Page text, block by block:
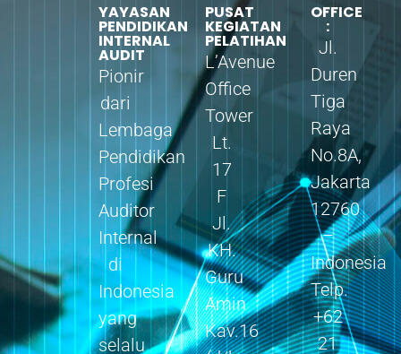
YAYASAN
PENDIDIKAN
INTERNAL
AUDIT
Pionir
dari
Lembaga
Pendidikan
Profesi
Auditor
Internal
di
Indonesia
yang
selalu
PUSAT
KEGIATAN
PELATIHAN
L’Avenue
Office
Tower
Lt.
17
F
Jl.
KH.
Guru
Amin
Kav.16
OFFICE
:
Jl.
Duren
Tiga
Raya
No.8A,
Jakarta
12760
–
Indonesia
Telp.
+62
21